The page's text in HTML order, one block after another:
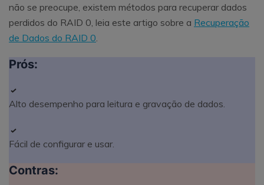
não se preocupe, existem métodos para recuperar dados
perdidos do RAID 0, leia este artigo sobre a Recuperação
de Dados do RAID 0
Prós:
Alto desempenho para leitura e gravação de dados.
Fácil de configurar e usar.
Contras: